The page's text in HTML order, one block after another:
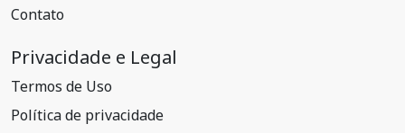
Contato
Privacidade e Legal
Termos de Uso
Política de privacidade